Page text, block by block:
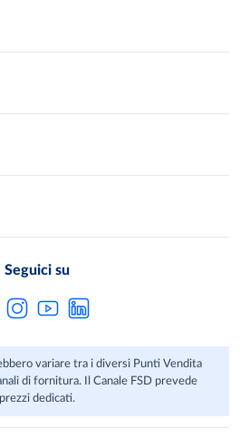
Seguici su
variare tra i diversi Punti Vendita
di fornitura. Il Canale FSD prevede
prezzi dedicati.